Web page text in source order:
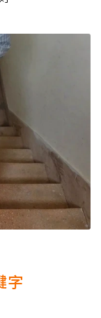
字